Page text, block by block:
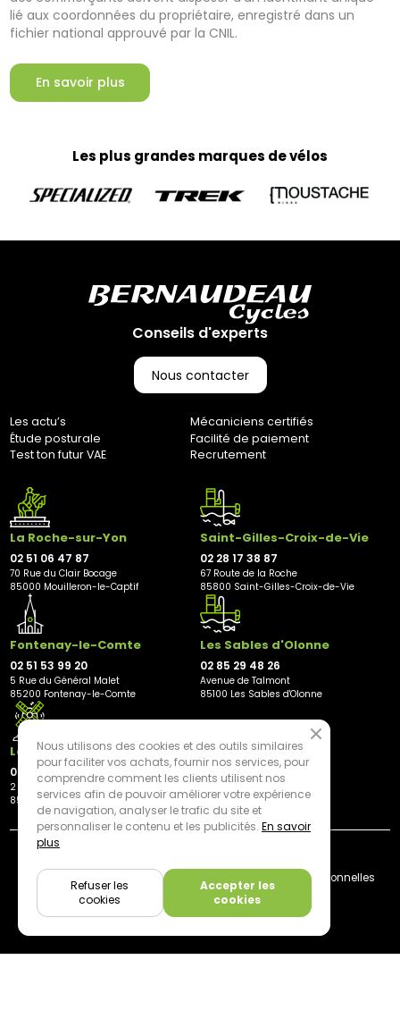
lié aux coordonnées du propriétaire, enregistré dans un
fichier national approuvé par la CNIL.
En savoir plus
Les plus grandes marques de vélos
Conseils d'experts
Nous contacter
Les actu’s
Mécaniciens certifiés
Étude posturale
Facilité de paiement
Test ton futur VAE
Recrutement
La Roche-sur-Yon
02 51 06 47 87
70 Rue du Clair Bocage
85000 Mouilleron-le-Captif
Saint-Gilles-Croix-de-Vie
02 28 17 38 87
67 Route de la Roche
85800 Saint-Gilles-Croix-de-Vie
Fontenay-le-Comte
02 51 53 99 20
5 Rue du Général Malet
85200 Fontenay-le-Comte
Les Sables d'Olonne
02 85 29 48 26
Avenue de Talmont
85100 Les Sables d'Olonne
Les Herbiers
02 21 81 23 11
2 rue des Peupliers
85500 Les Herbiers
Livraison
Mentions légales
Données personnelles
Cookies
Nous utilisons des cookies et des outils similaires
pour faciliter vos achats, fournir nos services, pour
comprendre comment les clients utilisent nos
services afin de pouvoir améliorer votre expérience
de navigation, analyser le trafic du site et
personnaliser le contenu et les publicités. En savoir
plus
Accepter les
cookies
Refuser les
cookies